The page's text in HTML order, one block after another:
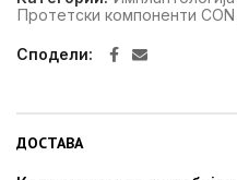
Протетски компоненти CON
Сподели
ДОСТАВА